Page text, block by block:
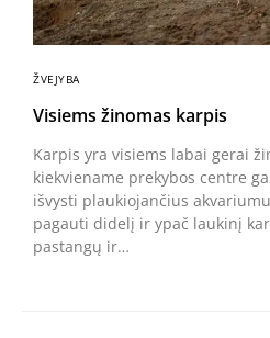
ŽVEJYBA
Visiems žinomas karpis
Karpis yra visiems labai gerai
kiekviename prekybos centre
išvysti plaukiojančius
pagauti didelį ir ypač laukinį
pastangų ir…